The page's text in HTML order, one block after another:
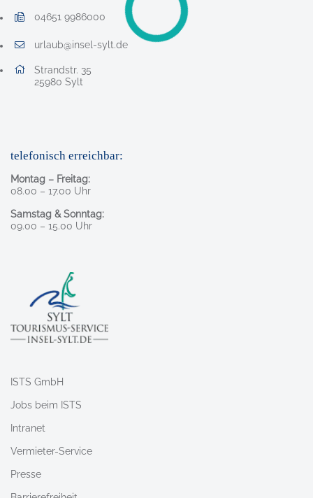
04651 9986000
Faxnummer: 0 4 6 5 1 9 9 8 6 0 0 0
urlaub@insel-sylt.de
E-Mail Adresse: urlaub@insel-sylt.de
Adresse:
Strandstr. 35
25980 , 2 5 9 8 0
Sylt
telefonisch erreichbar:
Montag – Freitag:
08.00 – 17.00 Uhr
Samstag & Sonntag:
09.00 – 15.00 Uhr
ISTS GmbH
Jobs beim ISTS
Intranet
Vermieter-Service
Presse